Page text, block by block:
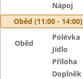
Nápoj
Oběd (11:00 - 14:00)
Oběd
Polévka
Jídlo
Příloha
Doplněk